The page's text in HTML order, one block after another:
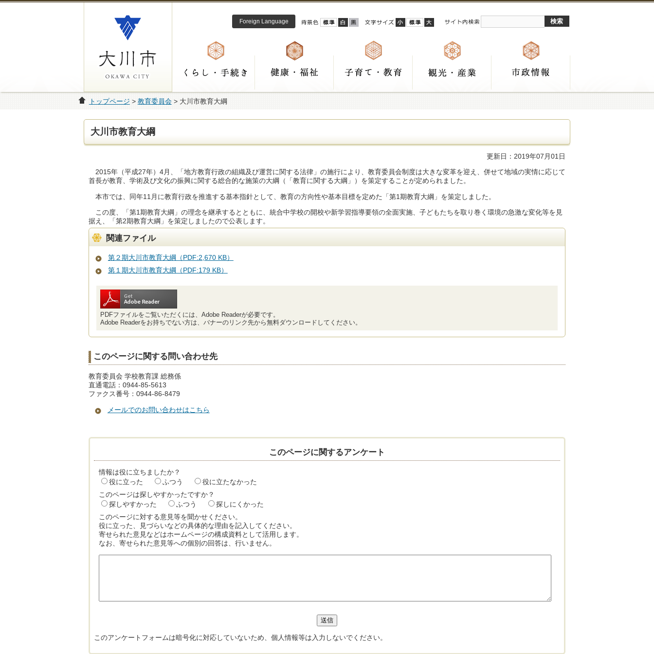
Foreign Language
トップページ > 教育委員会> 大川市教育大綱
大川市教育大綱
更新日：2019年07月01日
2015年（平成27年）4月、「地方教育行政の組織及び運営に関する法律」の施行により、教育委員会制度は大きな変革を迎え、併せて地域の実情に応じて
首長が教育、学術及び文化の振興に関する総合的な施策の大綱（「教育に関する大綱」）を策定することが定められました。
本市では、同年11月に教育行政を推進する基本指針として、教育の方向性や基本目標を定めた「第1期教育大綱」を策定しました。
この度、「第1期教育大綱」の理念を継承するとともに、統合中学校の開校や新学習指導要領の全面実施、子どもたちを取り巻く環境の急激な変化等を見
据え、「第2期教育大綱」を策定しましたので公表します。
関連ファイル
第２期大川市教育大綱（PDF:2,670 KB）
第１期大川市教育大綱（PDF:179 KB）
PDFファイルをご覧いただくには、Adobe Readerが必要です。
Adobe Readerをお持ちでない方は、バナーのリンク先から無料ダウンロードしてください。
このページに関する問い合わせ先
教育委員会 学校教育課 総務係
直通電話：0944-85-5613
ファクス番号：0944-86-8479
メールでのお問い合わせはこちら
このページに関するアンケート
情報は役に立ちましたか？
役に立った
ふつう
役に立たなかった
このページは探しやすかったですか？
探しやすかった
ふつう
探しにくかった
このページに対する意見等を聞かせください。
役に立った、見づらいなどの具体的な理由を記入してください。
寄せられた意見などはホームページの構成資料として活用します。
なお、寄せられた意見等への個別の回答は、行いません。
このアンケートフォームは暗号化に対応していないため、個人情報等は入力しないでください。